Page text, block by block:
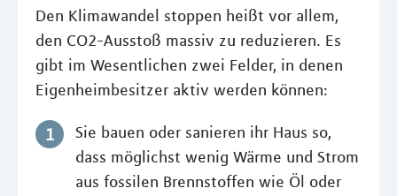
Den Klimawandel stoppen heißt vor allem,
den CO2-Ausstoß massiv zu reduzieren. Es
gibt im Wesentlichen zwei Felder, in denen
Eigenheimbesitzer aktiv werden können:
Sie bauen oder sanieren ihr Haus so,
dass möglichst wenig Wärme und Strom
aus fossilen Brennstoffen wie Öl oder